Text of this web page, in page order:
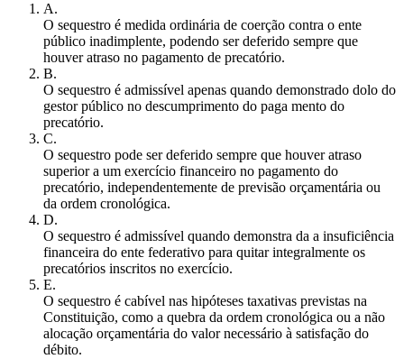
A.
O sequestro é medida ordinária de coerção contra o ente
público inadimplente, podendo ser deferido sempre que
houver atraso no pagamento de precatório.
B.
O sequestro é admissível apenas quando demonstrado dolo do
gestor público no descumprimento do paga mento do
precatório.
C.
O sequestro pode ser deferido sempre que houver atraso
superior a um exercício financeiro no pagamento do
precatório, independentemente de previsão orçamentária ou
da ordem cronológica.
D.
O sequestro é admissível quando demonstra da a insuficiência
financeira do ente federativo para quitar integralmente os
precatórios inscritos no exercício.
E.
O sequestro é cabível nas hipóteses taxativas previstas na
Constituição, como a quebra da ordem cronológica ou a não
alocação orçamentária do valor necessário à satisfação do
débito.